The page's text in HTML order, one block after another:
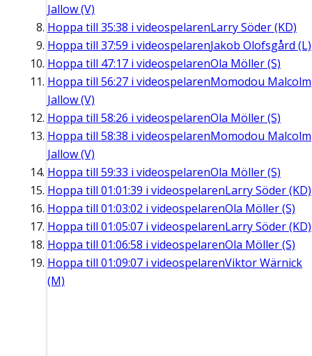
Jallow (V)
Hoppa till 35:38 i videospelarenLarry Söder (KD)
Hoppa till 37:59 i videospelarenJakob Olofsgård (L)
Hoppa till 47:17 i videospelarenOla Möller (S)
Hoppa till 56:27 i videospelarenMomodou Malcolm
Jallow (V)
Hoppa till 58:26 i videospelarenOla Möller (S)
Hoppa till 58:38 i videospelarenMomodou Malcolm
Jallow (V)
Hoppa till 59:33 i videospelarenOla Möller (S)
Hoppa till 01:01:39 i videospelarenLarry Söder (KD)
Hoppa till 01:03:02 i videospelarenOla Möller (S)
Hoppa till 01:05:07 i videospelarenLarry Söder (KD)
Hoppa till 01:06:58 i videospelarenOla Möller (S)
Hoppa till 01:09:07 i videospelarenViktor Wärnick
(M)